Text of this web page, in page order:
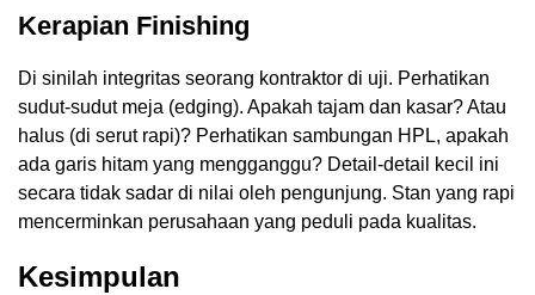
Kerapian Finishing
Di sinilah integritas seorang kontraktor di uji. Perhatikan
sudut-sudut meja (edging). Apakah tajam dan kasar? Atau
halus (di serut rapi)? Perhatikan sambungan HPL, apakah
ada garis hitam yang mengganggu? Detail-detail kecil ini
secara tidak sadar di nilai oleh pengunjung. Stan yang rapi
mencerminkan perusahaan yang peduli pada kualitas.
Kesimpulan